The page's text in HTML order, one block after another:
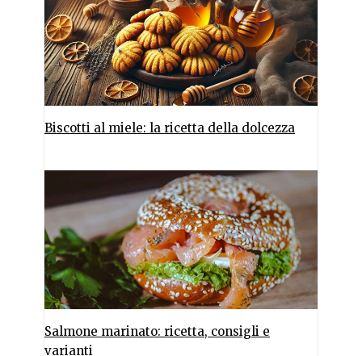
Biscotti al miele: la ricetta della dolcezza
Salmone marinato: ricetta, consigli e
varianti